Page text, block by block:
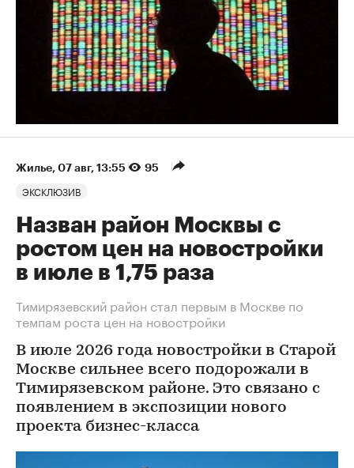
Жилье⁠, 07 авг, 13:55 95
ЭКСКЛЮЗИВ
Назван район Москвы с
ростом цен на новостройки
в июле в 1,75 раза
Тимирязевский район стал первым в Москве по
темпам роста цен на новостройки
В июле 2026 года новостройки в Старой
Москве сильнее всего подорожали в
Тимирязевском районе. Это связано с
появлением в экспозиции нового
проекта бизнес-класса